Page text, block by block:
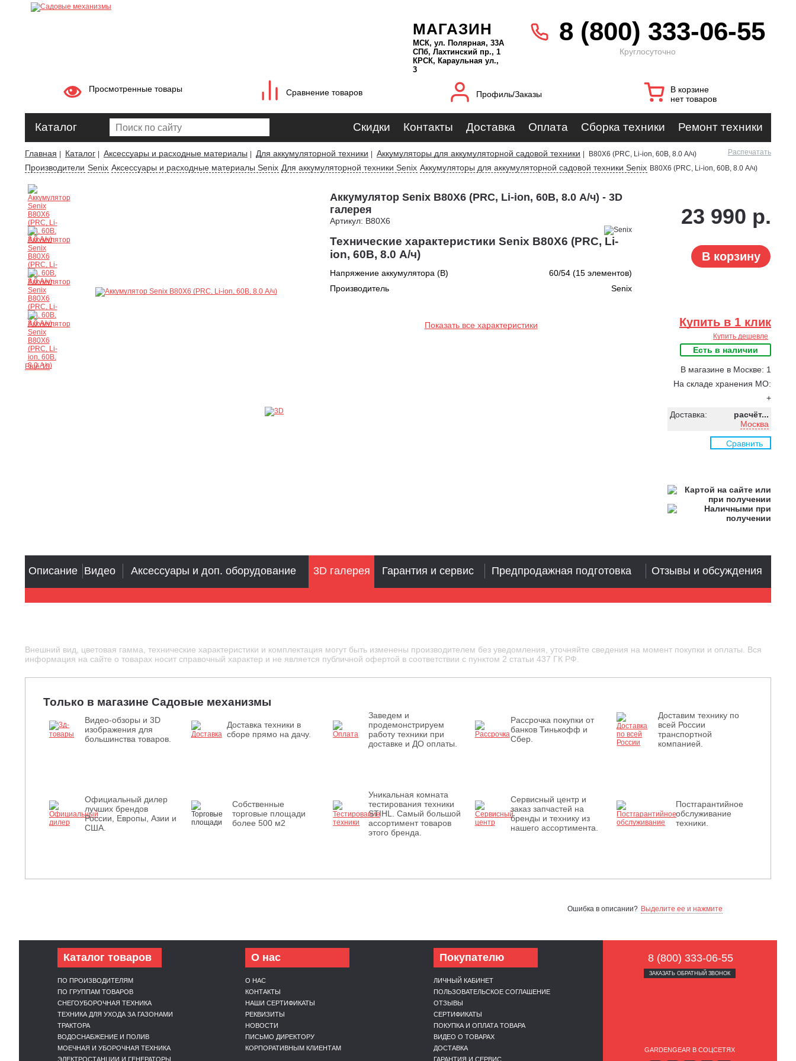
МАГАЗИН
МСК, ул. Полярная, 33А
СПб, Лахтинский пр., 1
КРСК, Караульная ул.,
3
8 (800) 333-06-55
Круглосуточно
Просмотренные товары Сравнение товаров Профиль/Заказы
В корзине
нет товаров
Каталог Скидки Контакты Доставка Оплата Сборка техники Ремонт техники
Главная Каталог Аксессуары и расходные материалы Для аккумуляторной техники Аккумуляторы для аккумуляторной садовой техники B80X6 (PRC, Li-ion, 60В, 8.0 А/ч) Распечатать
Производители Senix Аксессуары и расходные материалы Senix Для аккумуляторной техники Senix Аккумуляторы для аккумуляторной садовой техники Senix B80X6 (PRC, Li-ion, 60В, 8.0 А/ч)
Ещё 10
Аккумулятор Senix B80X6 (PRC, Li-ion, 60В, 8.0 А/ч) - 3D
галерея
Артикул: B80X6
Технические характеристики Senix B80X6 (PRC, Li-
ion, 60В, 8.0 А/ч)
Напряжение аккумулятора (В)
60/54 (15 элементов)
Производитель
Senix
Показать все характеристики
23 990 р.
В корзину
Купить в 1 клик
Купить дешевле
Есть в наличии
В магазине в Москве: 1
На складе хранения МО:
+
Доставка:
расчёт...
Москва
Сравнить
Описание Видео Аксессуары и доп. оборудование 3D галерея Гарантия и сервис Предпродажная подготовка Отзывы и обсуждения
Внешний вид, цветовая гамма, технические характеристики и комплектация могут быть изменены производителем без уведомления, уточняйте сведения на момент покупки и оплаты. Вся
информация на сайте о товарах носит справочный характер и не является публичной офертой в соответствии с пунктом 2 статьи 437 ГК РФ.
Только в магазине Садовые механизмы
Видео-обзоры и 3D
изображения для
большинства товаров.
Доставка техники в
сборе прямо на дачу.
Заведем и
продемонстрируем
работу техники при
доставке и ДО оплаты.
Рассрочка покупки от
банков Тинькофф и
Сбер.
Доставим технику по
всей России
транспортной
компанией.
Официальный дилер
лучших брендов
России, Европы, Азии и
США.
Собственные
торговые площади
более 500 м2
Уникальная комната
тестирования техники
STIHL. Самый большой
ассортимент товаров
этого бренда.
Сервисный центр и
заказ запчастей на
бренды и технику из
нашего ассортимента.
Постгарантийное
обслуживание
техники.
Ошибка в описании? Выделите ее и нажмите
Каталог товаров
ПО ПРОИЗВОДИТЕЛЯМ
ПО ГРУППАМ ТОВАРОВ
СНЕГОУБОРОЧНАЯ ТЕХНИКА
ТЕХНИКА ДЛЯ УХОДА ЗА ГАЗОНАМИ
ТРАКТОРА
ВОДОСНАБЖЕНИЕ И ПОЛИВ
МОЕЧНАЯ И УБОРОЧНАЯ ТЕХНИКА
ЭЛЕКТРОСТАНЦИИ И ГЕНЕРАТОРЫ
О нас
О НАС
КОНТАКТЫ
НАШИ СЕРТИФИКАТЫ
РЕКВИЗИТЫ
НОВОСТИ
ПИСЬМО ДИРЕКТОРУ
КОРПОРАТИВНЫМ КЛИЕНТАМ
Покупателю
ЛИЧНЫЙ КАБИНЕТ
ПОЛЬЗОВАТЕЛЬСКОЕ СОГЛАШЕНИЕ
ОТЗЫВЫ
СЕРТИФИКАТЫ
ПОКУПКА И ОПЛАТА ТОВАРА
ВИДЕО О ТОВАРАХ
ДОСТАВКА
ГАРАНТИЯ И СЕРВИС
8 (800) 333-06-55
ЗАКАЗАТЬ ОБРАТНЫЙ ЗВОНОК
GARDENGEAR В СОЦСЕТЯХ